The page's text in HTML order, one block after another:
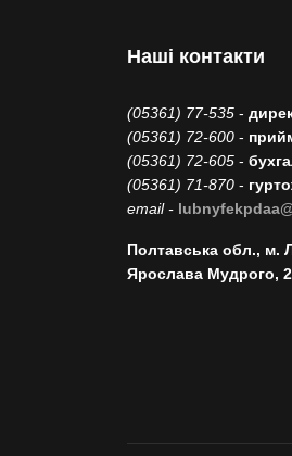
Наші контакти
(05361) 77-535 -
(05361) 72-600 -
(05361) 72-605 -
(05361) 71-870 -
email -
Полтавська обл., м.
Ярослава Мудрого,